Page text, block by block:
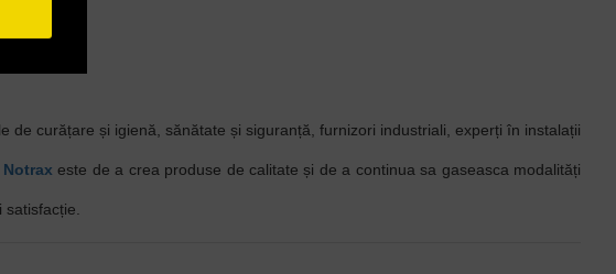
curățare și igienă, sănătate și siguranță, furnizori industriali, experți în instalații
Notrax este de a crea produse de calitate și de a continua sa gaseasca modalități